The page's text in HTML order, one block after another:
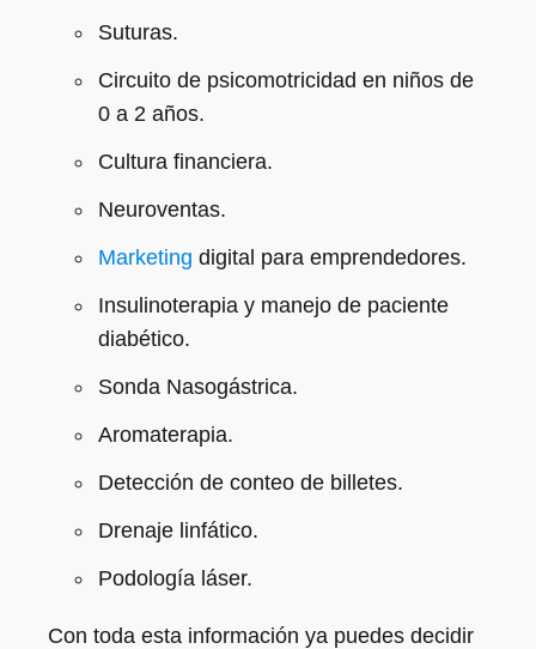
Suturas.
Circuito de psicomotricidad en niños de
0 a 2 años.
Cultura financiera.
Neuroventas.
Marketing digital para emprendedores.
Insulinoterapia y manejo de paciente
diabético.
Sonda Nasogástrica.
Aromaterapia.
Detección de conteo de billetes.
Drenaje linfático.
Podología láser.
Con toda esta información ya puedes decidir